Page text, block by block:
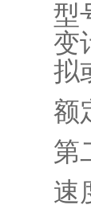
型
变
拟
额
第
速